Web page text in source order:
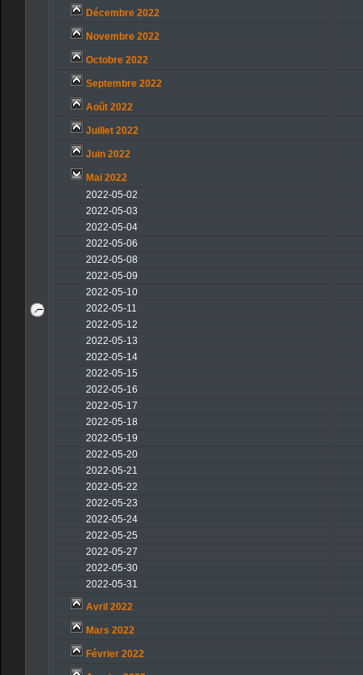
Décembre 2022
Novembre 2022
Octobre 2022
Septembre 2022
Août 2022
Juillet 2022
Juin 2022
Mai 2022
2022-05-02
2022-05-03
2022-05-04
2022-05-06
2022-05-08
2022-05-09
2022-05-10
2022-05-11
2022-05-12
2022-05-13
2022-05-14
2022-05-15
2022-05-16
2022-05-17
2022-05-18
2022-05-19
2022-05-20
2022-05-21
2022-05-22
2022-05-23
2022-05-24
2022-05-25
2022-05-27
2022-05-30
2022-05-31
Avril 2022
Mars 2022
Février 2022